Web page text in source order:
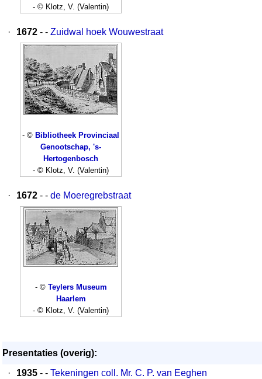
- © Klotz, V. (Valentin)
· 1672 - - Zuidwal hoek Wouwestraat
- © Bibliotheek Provinciaal
Genootschap, 's-
Hertogenbosch
- © Klotz, V. (Valentin)
· 1672 - - de Moeregrebstraat
- © Teylers Museum
Haarlem
- © Klotz, V. (Valentin)
Presentaties (overig):
·
1935 - - Tekeningen coll. Mr. C. P. van Eeghen